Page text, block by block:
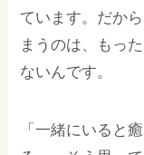
ています。だか
まうのは、もっ
ないんです。
「一緒にいると